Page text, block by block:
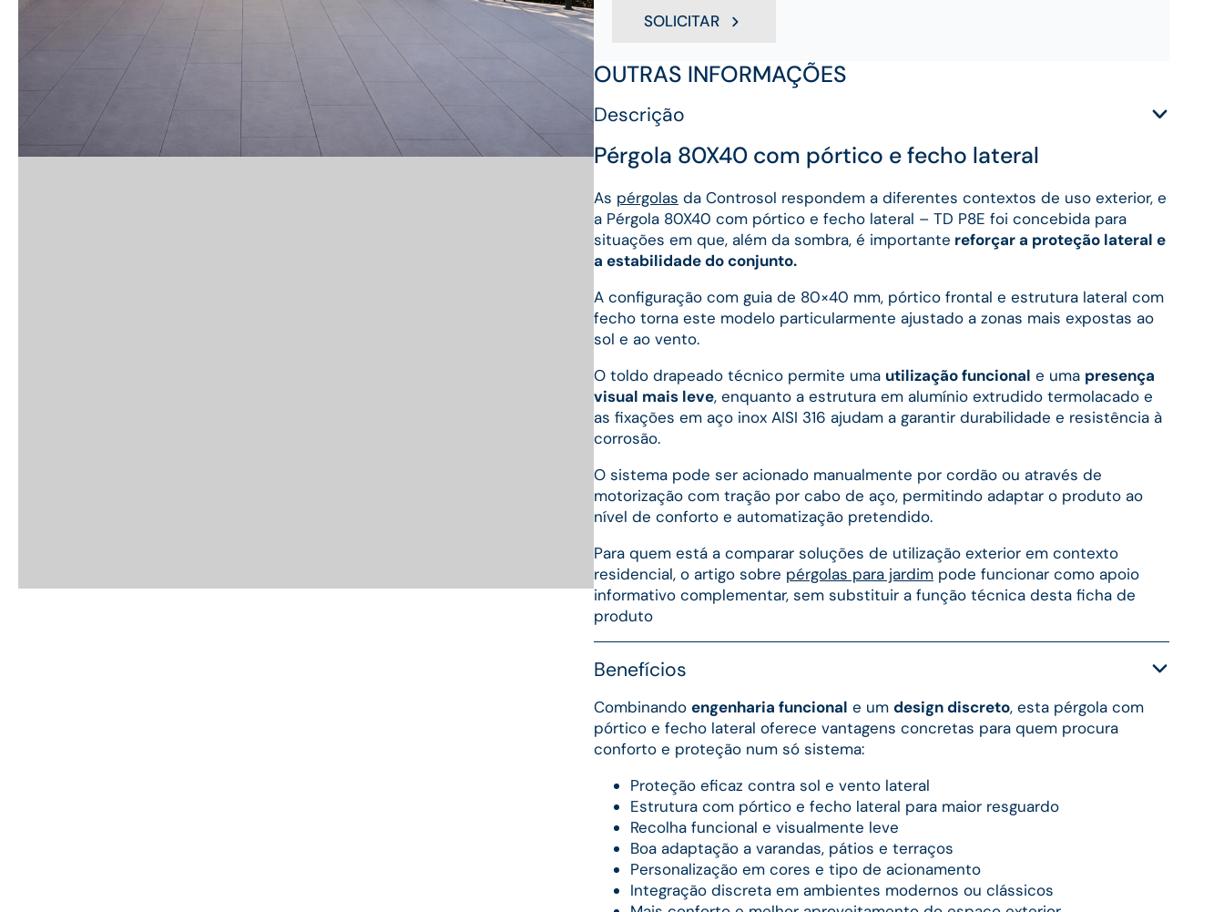
SOLICITAR
OUTRAS INFORMAÇÕES
Descrição
Pérgola 80X40 com pórtico e fecho lateral
As pérgolas
da Controsol respondem a diferentes contextos de uso exterior, e
a Pérgola 80X40 com pórtico e fecho lateral – TD P8E foi concebida para
situações em que, além da sombra, é importantereforçar a proteção lateral e
a estabilidade do conjunto.
A configuração com guia de 80×40 mm, pórtico frontal e estrutura lateral com
fecho torna este modelo particularmente ajustado a zonas mais expostas ao
sol e ao vento.
O toldo drapeado técnico permite uma
utilização funcional
visual mais leve, enquanto a estrutura em alumínio extrudido termolacado e
as fixações em aço inox AISI 316 ajudam a garantir durabilidade e resistência à
corrosão.
O sistema pode ser acionado manualmente por cordão ou através de
motorização com tração por cabo de aço, permitindo adaptar o produto ao
nível de conforto e automatização pretendido.
Para quem está a comparar soluções de utilização exterior em contexto
residencial, o artigo sobrepérgolas para jardimpode funcionar como apoio
informativo complementar, sem substituir a função técnica desta ficha de
produto
Benefícios
Combinando engenharia funcional design discreto
, esta pérgola com
pórtico e fecho lateral oferece vantagens concretas para quem procura
conforto e proteção num só sistema:
Proteção eficaz contra sol e vento lateral
Estrutura com pórtico e fecho lateral para maior resguardo
Recolha funcional e visualmente leve
Boa adaptação a varandas, pátios e terraços
Personalização em cores e tipo de acionamento
Integração discreta em ambientes modernos ou clássicos
Mais conforto e melhor aproveitamento do espaço exterior